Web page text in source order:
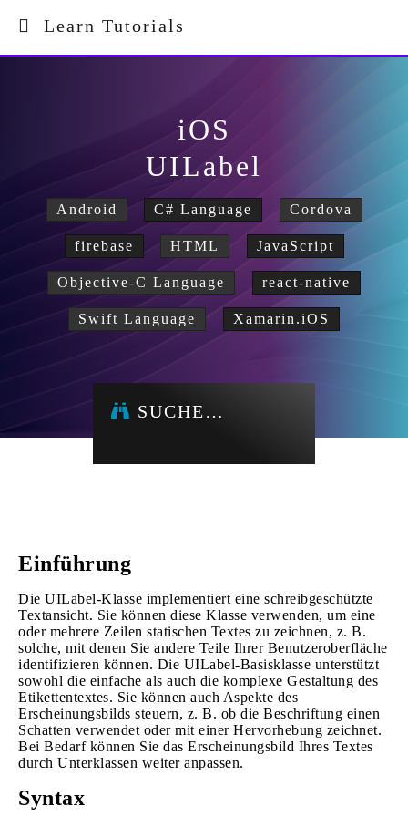
Learn Tutorials
iOS
UILabel
Android C# Language Cordova
firebase HTML JavaScript
Objective-C Language react-native
Swift Language Xamarin.iOS
SUCHE…
Einführung
Die UILabel-Klasse implementiert eine schreibgeschützte
Textansicht. Sie können diese Klasse verwenden, um eine
oder mehrere Zeilen statischen Textes zu zeichnen, z. B.
solche, mit denen Sie andere Teile Ihrer Benutzeroberfläche
identifizieren können. Die UILabel-Basisklasse unterstützt
sowohl die einfache als auch die komplexe Gestaltung des
Etikettentextes. Sie können auch Aspekte des
Erscheinungsbilds steuern, z. B. ob die Beschriftung einen
Schatten verwendet oder mit einer Hervorhebung zeichnet.
Bei Bedarf können Sie das Erscheinungsbild Ihres Textes
durch Unterklassen weiter anpassen.
Syntax